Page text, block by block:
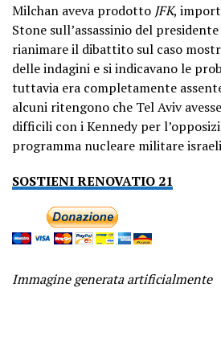
Milchan aveva prodotto JFK,
Stone sull’assassinio del
rianimare il dibattito sul caso
delle indagini e si indicavano le
tuttavia era completamente
alcuni ritengono che Tel Aviv
difficili con i Kennedy per
programma nucleare militare
SOSTIENI RENOVATIO 21
Immagine generata artificialmente